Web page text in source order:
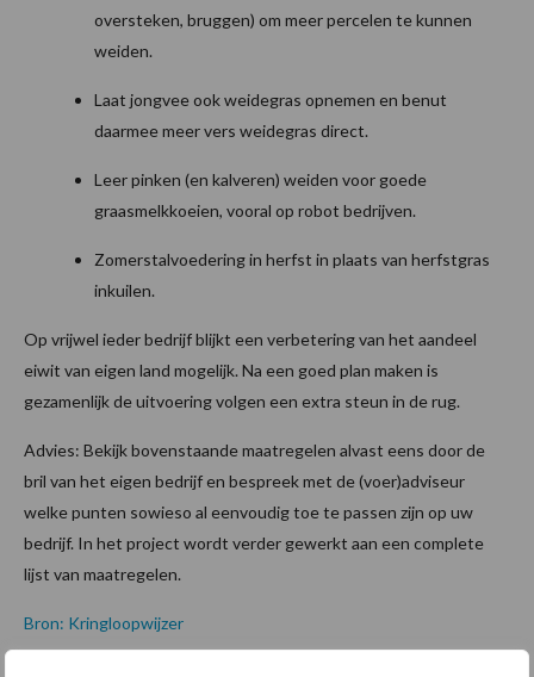
oversteken, bruggen) om meer percelen te kunnen
weiden.
Laat jongvee ook weidegras opnemen en benut
daarmee meer vers weidegras direct.
Leer pinken (en kalveren) weiden voor goede
graasmelkkoeien, vooral op robot bedrijven.
Zomerstalvoedering in herfst in plaats van herfstgras
inkuilen.
Op vrijwel ieder bedrijf blijkt een verbetering van het aandeel
eiwit van eigen land mogelijk. Na een goed plan maken is
gezamenlijk de uitvoering volgen een extra steun in de rug.
Advies: Bekijk bovenstaande maatregelen alvast eens door de
bril van het eigen bedrijf en bespreek met de (voer)adviseur
welke punten sowieso al eenvoudig toe te passen zijn op uw
bedrijf. In het project wordt verder gewerkt aan een complete
lijst van maatregelen.
Bron: Kringloopwijzer